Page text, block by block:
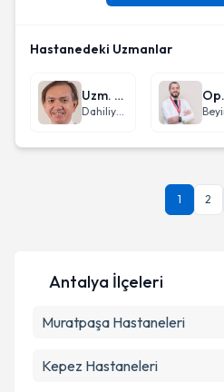
Hastanedeki Uzmanlar
Uzm. Dr. Kemal Kundakçı
Dahiliye - İç Hastalıkları
1 2
Antalya İlçeleri
Muratpaşa Hastaneleri
Kepez Hastaneleri